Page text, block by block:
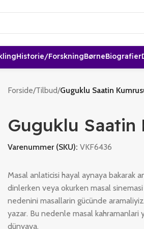
Historie/forskningBørneBiografier
Forside/Tilbud/Guguklu Saatin
Guguklu Saatin
Varenummer (SKU): VKF6436
Masal anlaticisi hayal aynaya bakarak
dinlerken veya okurken masal
nedenini masallarin gücünde
yazar. Bu nedenle masal kahramanlari
dünyaya.